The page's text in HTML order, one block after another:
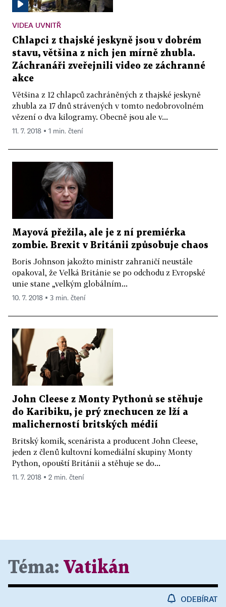
VIDEA UVNITŘ
Chlapci z thajské jeskyně jsou v dobrém
stavu, většina z nich jen mírně zhubla.
Záchranáři zveřejnili video ze záchranné
akce
Většina z 12 chlapců zachráněných z thajské jeskyně
zhubla za 17 dnů strávených v tomto nedobrovolném
vězení o dva kilogramy. Obecně jsou ale v...
11. 7. 2018 ▪ 1 min. čtení
Mayová přežila, ale je z ní premiérka
zombie. Brexit v Británii způsobuje chaos
Boris Johnson jakožto ministr zahraničí neustále
opakoval, že Velká Británie se po odchodu z Evropské
unie stane „velkým globálním...
10. 7. 2018 ▪ 3 min. čtení
John Cleese z Monty Pythonů se stěhuje
do Karibiku, je prý znechucen ze lží a
malicherností britských médií
Britský komik, scenárista a producent John Cleese,
jeden z členů kultovní komediální skupiny Monty
Python, opouští Británii a stěhuje se do...
11. 7. 2018 ▪ 2 min. čtení
Téma: Vatikán
ODEBÍRAT